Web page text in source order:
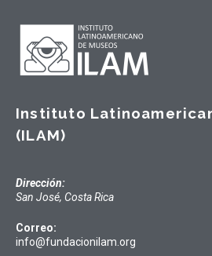
Instituto
(ILAM)
Dirección:
San José, Costa Rica
Correo:
info@fundacionilam.org